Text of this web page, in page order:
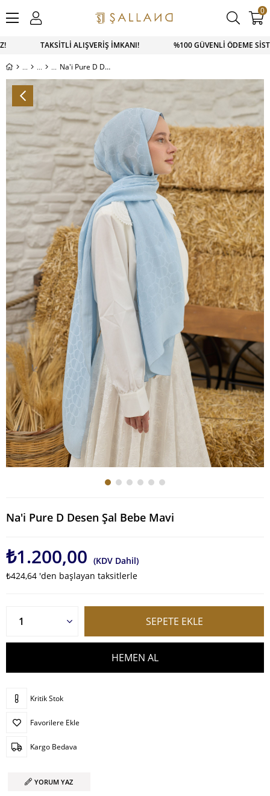
TAKSİTLİ ALIŞVERİŞ İMKANI! %100 GÜVENLİ ÖDEME
0
Na'i Pure D Desen Şal Bebe Mavi
Na'i Pure D Desen Şal Bebe Mavi
₺1.200,00 (KDV Dahil)
₺424,64 'den başlayan taksitlerle
Kritik Stok
Favorilere Ekle
Kargo Bedava
YORUM YAZ